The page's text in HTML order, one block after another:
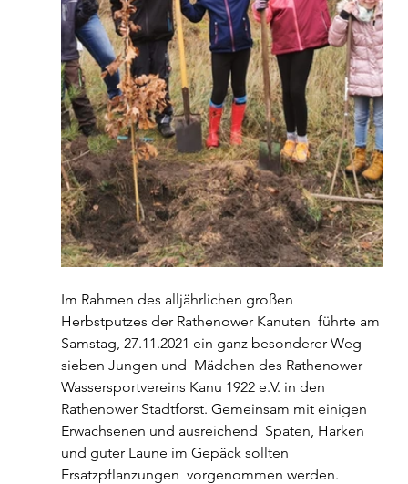
Im Rahmen des alljährlichen großen
Herbstputzes der Rathenower Kanuten  führte am
Samstag, 27.11.2021 ein ganz besonderer Weg
sieben Jungen und  Mädchen des Rathenower
Wassersportvereins Kanu 1922 e.V. in den
Rathenower Stadtforst. Gemeinsam mit einigen
Erwachsenen und ausreichend  Spaten, Harken
und guter Laune im Gepäck sollten
Ersatzpflanzungen  vorgenommen werden.